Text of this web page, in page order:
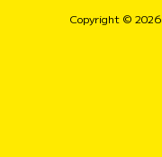
Copyright © 2026